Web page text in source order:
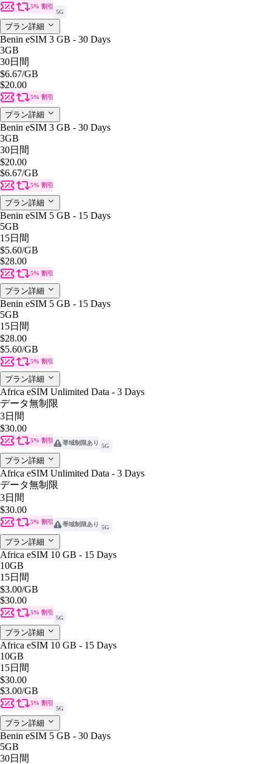
5% 割引
5G
プラン詳細
Benin eSIM 3 GB - 30 Days
3GB
30日間
$6.67/GB
$20.00
5% 割引
プラン詳細
Benin eSIM 3 GB - 30 Days
3GB
30日間
$20.00
$6.67/GB
5% 割引
プラン詳細
Benin eSIM 5 GB - 15 Days
5GB
15日間
$5.60/GB
$28.00
5% 割引
プラン詳細
Benin eSIM 5 GB - 15 Days
5GB
15日間
$28.00
$5.60/GB
5% 割引
プラン詳細
Africa eSIM Unlimited Data - 3 Days
データ無制限
3日間
$30.00
5% 割引 帯域制限あり 5G
プラン詳細
Africa eSIM Unlimited Data - 3 Days
データ無制限
3日間
$30.00
5% 割引 帯域制限あり 5G
プラン詳細
Africa eSIM 10 GB - 15 Days
10GB
15日間
$3.00/GB
$30.00
5% 割引
5G
プラン詳細
Africa eSIM 10 GB - 15 Days
10GB
15日間
$30.00
$3.00/GB
5% 割引
5G
プラン詳細
Benin eSIM 5 GB - 30 Days
5GB
30日間